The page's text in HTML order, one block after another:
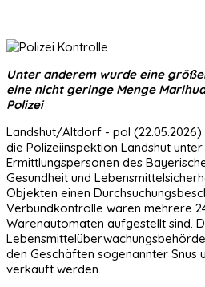
Unter anderem wurde eine
eine nicht geringe Menge
Polizei
Landshut/Altdorf - pol
die Polizeiinspektion Landshut
Ermittlungspersonen des
Gesundheit und
Objekten einen
Verbundkontrolle waren mehrere
Warenautomaten aufgestellt sind.
den Geschäften sogenannter Snus
verkauft werden.